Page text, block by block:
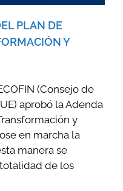
PLAN DE
Y
(Consejo de
aprobó la Adenda
y
en marcha la
manera se
de los